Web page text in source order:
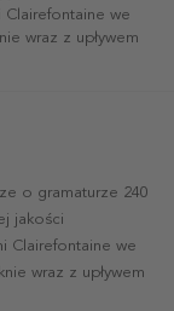
we
wraz z upływem
o gramaturze 240
jakości
Clairefontaine we
wraz z upływem